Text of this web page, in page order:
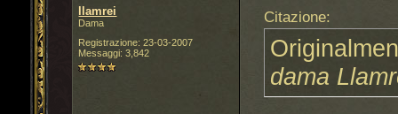
llamrei
Dama
Registrazione: 23-03-2007
Messaggi: 3,842
Citazione:
dama